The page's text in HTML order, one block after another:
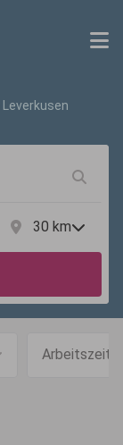
Leverkusen
30 km
Arbeitszeit